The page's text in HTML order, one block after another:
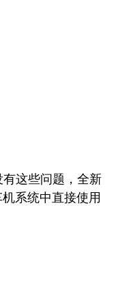
这些问题，全新
系统中直接使用